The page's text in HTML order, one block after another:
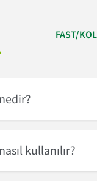
FAST/
kullanılır?